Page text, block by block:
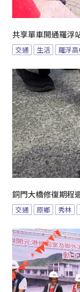
共享單車開通羅浮
交通 生活 羅浮
銅門大橋修復期程
交通 原鄉 秀林